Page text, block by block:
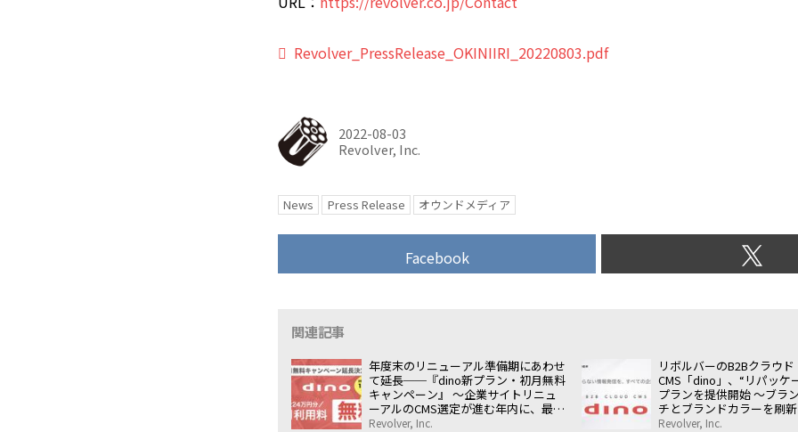
Revolver_PressRelease_OKINIIRI_20220803.pdf
2022-08-03
Revolver, Inc.
News Press Release オウンドメディア
Facebook
関連記事
年度末のリニューアル準備期にあわせ
て延長──『dino新プラン・初月無料
キャンペーン』 〜企業サイトリニュ
ーアルのCMS選定が進む年内に、最大
24万円が無料になる導入支援施策〜
Revolver, Inc.
リボルバーのB2Bクラウド
CMS「dino」、“リパッケ
プランを提供開始 〜ブラ
チとブランドカラーを刷
企業ニーズに応えるCMSへ
Revolver, Inc.